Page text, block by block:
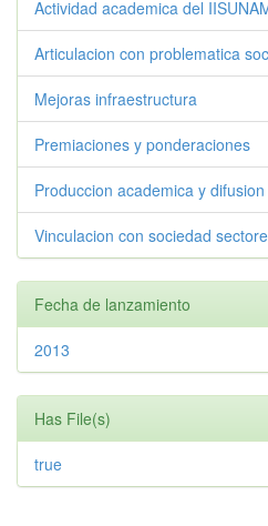
Actividad academica del
Articulacion con problematica
Mejoras infraestructura
Premiaciones y ponderaciones
Produccion academica y difusion
Vinculacion con sociedad
Fecha de lanzamiento
2013
Has File(s)
true